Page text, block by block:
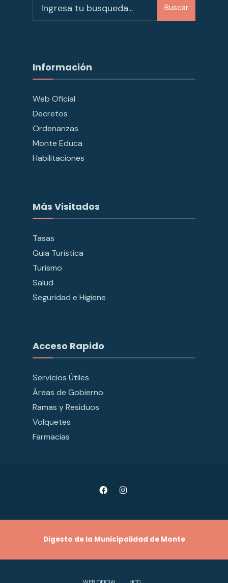
Buscar
Información
Web Oficial
Decretos
Ordenanzas
Monte Educa
Habilitaciones
Más Visitados
Tasas
Guia Turistica
Turismo
Salud
Seguridad e Higiene
Acceso Rapido
Servicios Útiles
Áreas de Gobierno
Ramas y Residuos
Volquetes
Farmacias
Digesto de la Municipalidad de Monte